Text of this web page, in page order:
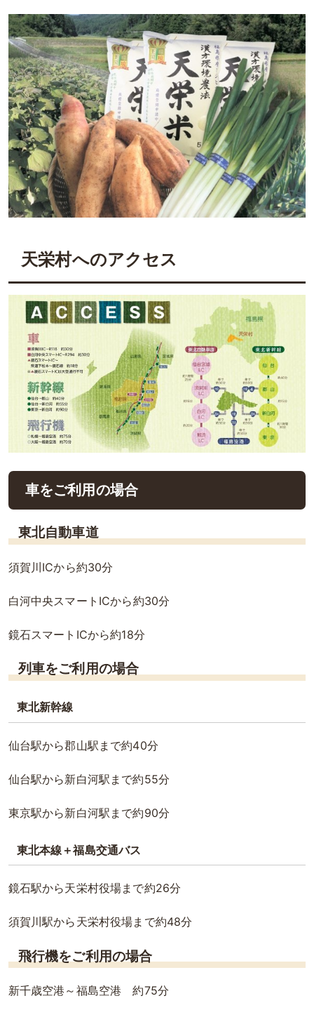
天栄村へのアクセス
車をご利用の場合
東北自動車道
須賀川ICから約30分
白河中央スマートICから約30分
鏡石スマートICから約18分
列車をご利用の場合
東北新幹線
仙台駅から郡山駅まで約40分
仙台駅から新白河駅まで約55分
東京駅から新白河駅まで約90分
東北本線＋福島交通バス
鏡石駅から天栄村役場まで約26分
須賀川駅から天栄村役場まで約48分
飛行機をご利用の場合
新千歳空港～福島空港 約75分